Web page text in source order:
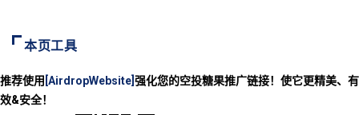
本页工具
推荐使用 [AirdropWebsite] 强化您的空投糖果推广链接！使它更精美、有
效&安全！